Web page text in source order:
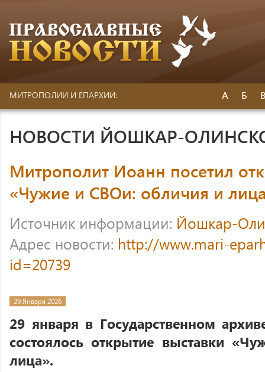
МИТРОПОЛИИ И ЕПАРХИИ: А Б
НОВОСТИ ЙОШКАР-
Митрополит Иоанн посетил
«Чужие и СВОи: обличия и
Источник информации: Йошкар-
Адрес новости: http://www.mari-
id=20739
29 Января 2026
29 января в Государственном
состоялось открытие выставки
лица».